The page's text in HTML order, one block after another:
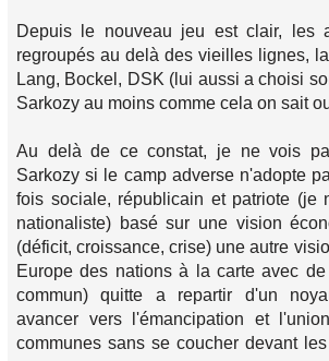
Depuis le nouveau jeu est clair, les
regroupés au delà des vieilles lignes,
Lang, Bockel, DSK (lui aussi a choisi
Sarkozy au moins comme cela on sait
Au delà de ce constat, je ne vois
Sarkozy si le camp adverse n'adopte
fois sociale, républicain et patriote (je
nationaliste) basé sur une vision
(déficit, croissance, crise) une autre
Europe des nations à la carte avec
commun) quitte a repartir d'un
avancer vers l'émancipation et
communes sans se coucher devant